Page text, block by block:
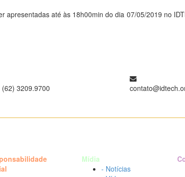
apresentadas até às 18h00min do dia 07/05/2019 no
(62) 3209.9700
Mídia
- Notícias